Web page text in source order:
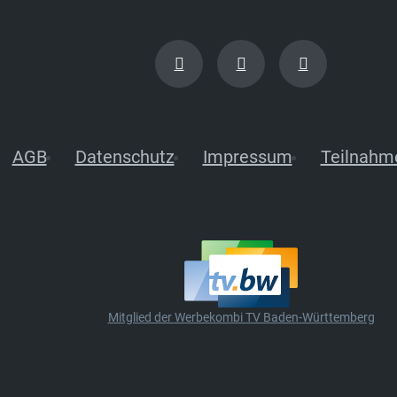
AGB Datenschutz Impressum
Mitglied der Werbekombi TV Baden-Württemberg